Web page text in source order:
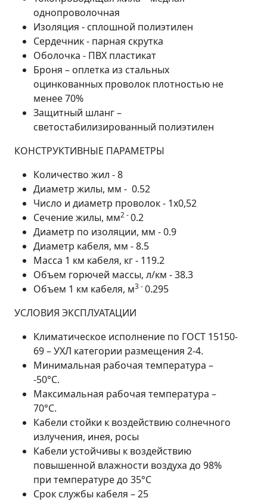
однопроволочная
Изоляция - сплошной полиэтилен
Сердечник - парная скрутка
Оболочка - ПВХ пластикат
Броня – оплетка из стальных
оцинкованных проволок плотностью не
менее 70%
Защитный шланг –
светостабилизированный полиэтилен
КОНСТРУКТИВНЫЕ ПАРАМЕТРЫ
Количество жил - 8
Диаметр жилы, мм - 0.52
Число и диаметр проволок - 1х0,52
Сечение жилы, мм2 -0.2
Диаметр по изоляции, мм - 0.9
Диаметр кабеля, мм - 8.5
Масса 1 км кабеля, кг - 119.2
Объем горючей массы, л/км - 38.3
Объем 1 км кабеля, м3 -0.295
УСЛОВИЯ ЭКСПЛУАТАЦИИ
Климатическое исполнение по ГОСТ 15150-
69 – УХЛ категории размещения 2-4.
Минимальная рабочая температура –
-50°С.
Максимальная рабочая температура –
70°С.
Кабели стойки к воздействию солнечного
излучения, инея, росы
Кабели устойчивы к воздействию
повышенной влажности воздуха до 98%
при температуре до 35°С
Срок службы кабеля – 25